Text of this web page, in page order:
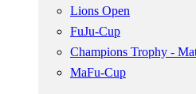
Lions Open
FuJu-Cup
Champions Trophy -
MaFu-Cup